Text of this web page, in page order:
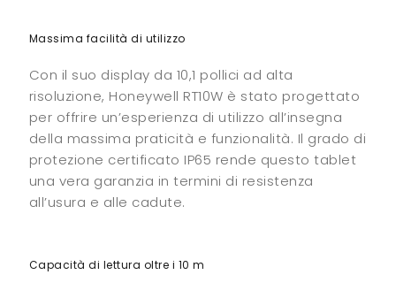
Massima facilità di utilizzo
Con il suo display da 10,1 pollici ad alta
risoluzione, Honeywell RT10W è stato progettato
per offrire un’esperienza di utilizzo all’insegna
della massima praticità e funzionalità. Il grado di
protezione certificato IP65 rende questo tablet
una vera garanzia in termini di resistenza
all’usura e alle cadute.
Capacità di lettura oltre i 10 m